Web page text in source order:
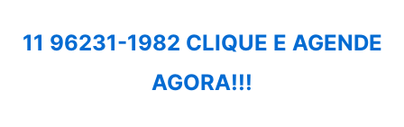
11 96231-1982 CLIQUE E AGENDE
AGORA!!!